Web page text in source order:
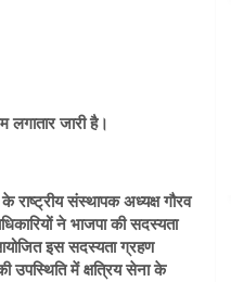
लगातार जारी है।
राष्ट्रीय संस्थापक अध्यक्ष गौरव
ने भाजपा की सदस्यता
इस सदस्यता ग्रहण
उपस्थिति में क्षत्रिय सेना के